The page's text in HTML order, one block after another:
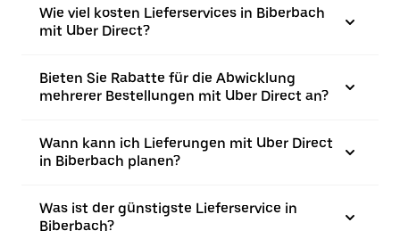
Wie viel kosten Lieferservices in Biberbach
mit Uber Direct?
Bieten Sie Rabatte für die Abwicklung
mehrerer Bestellungen mit Uber Direct an?
Wann kann ich Lieferungen mit Uber Direct
in Biberbach planen?
Was ist der günstigste Lieferservice in
Biberbach?